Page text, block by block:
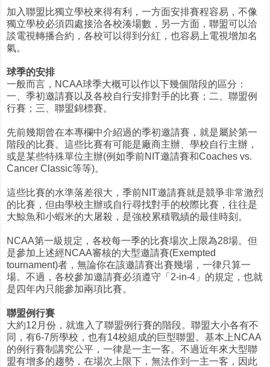
加入聯盟比獨立學校來得有利，一方面安排賽程容易，不像
獨立學校必須四處接洽各校湊場數，另一方面，聯盟可以洽
談電視轉播合約，各校可以得到分紅，也容易上電視增加名
氣。
球季的安排
一般而言，NCAA球季大概可以作以下幾個階段的區分：
一、季初邀請賽以及各校自行安排對手的比賽；二、聯盟例
行賽；三、聯盟錦標賽。
先前幾期曾在本專欄中介紹過的季初邀請賽，就是屬於第一
階段的比賽。這些比賽有可能是廠商主辦、學校自行主辦，
或是某些特殊單位主辦(例如季前NIT邀請賽和Coaches vs.
Cancer Classic等等)。
這些比賽的水準落差很大，季前NIT邀請賽就是競爭非常激烈
的比賽，但由學校主辦或自行尋找對手的校際比賽，往往是
大鯨魚和小蝦米的大屠殺，是強校累積戰績的最佳時刻。
NCAA第一級規定，各校每一季的比賽場次上限為28場。但
是參加上述經NCAA審核的大型邀請賽(Exempted
tournament)者，無論你在該邀請賽出賽幾場，一律只算一
場。不過，各校參加邀請賽必須遵守「2-in-4」的規定，也就
是四年內只能參加兩項比賽。
聯盟例行賽
大約12月份，就進入了聯盟例行賽的階段。聯盟大小各有不
同，有6-7所學校，也有14校組成的巨型聯盟。基本上NCAA
的例行賽制講究公平，一律是一主一客。不過近年來大型聯
盟有增多的趨勢，在場次上限下，無法作到一主一客，因此